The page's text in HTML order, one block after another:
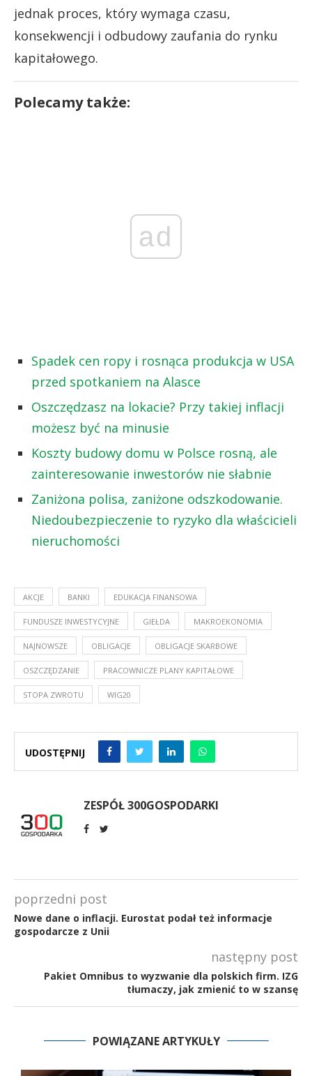
jednak proces, który wymaga czasu,
konsekwencji i odbudowy zaufania do rynku
kapitałowego.
Polecamy także:
ad
Spadek cen ropy i rosnąca produkcja w USA
przed spotkaniem na Alasce
Oszczędzasz na lokacie? Przy takiej inflacji
możesz być na minusie
Koszty budowy domu w Polsce rosną, ale
zainteresowanie inwestorów nie słabnie
Zaniżona polisa, zaniżone odszkodowanie.
Niedoubezpieczenie to ryzyko dla właścicieli
nieruchomości
AKCJE BANKI EDUKACJA FINANSOWA
FUNDUSZE INWESTYCYJNE GIEŁDA MAKROEKONOMIA
NAJNOWSZE OBLIGACJE OBLIGACJE SKARBOWE
OSZCZĘDZANIE PRACOWNICZE PLANY KAPITAŁOWE
STOPA ZWROTU WIG20
UDOSTĘPNIJ
ZESPÓŁ 300GOSPODARKI
poprzedni post
Nowe dane o inflacji. Eurostat podał też informacje
gospodarcze z Unii
następny post
Pakiet Omnibus to wyzwanie dla polskich firm. IZG
tłumaczy, jak zmienić to w szansę
POWIĄZANE ARTYKUŁY